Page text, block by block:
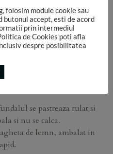
latime 1.50 m
se pastreaza rulat si
si nu se calca.
de lemn, ambalat in
folosim module cookie sau
butonul accept, esti de acord
prin intermediul
de Cookies poti afla
despre posibilitatea